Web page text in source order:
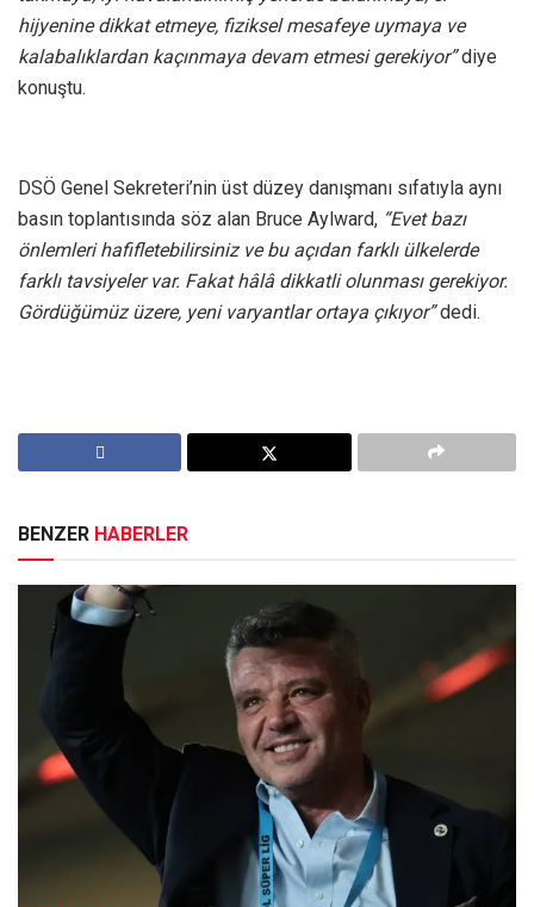
hijyenine dikkat etmeye, fiziksel mesafeye uymaya ve
kalabalıklardan kaçınmaya devam etmesi gerekiyor”diye
konuştu.
DSÖ Genel Sekreteri’nin üst düzey danışmanı sıfatıyla aynı
basın toplantısında söz alan Bruce Aylward, “Evet bazı
önlemleri hafifletebilirsiniz ve bu açıdan farklı ülkelerde
farklı tavsiyeler var. Fakat hâlâ dikkatli olunması gerekiyor.
Gördüğümüz üzere, yeni varyantlar ortaya çıkıyor”dedi.
BENZER HABERLER